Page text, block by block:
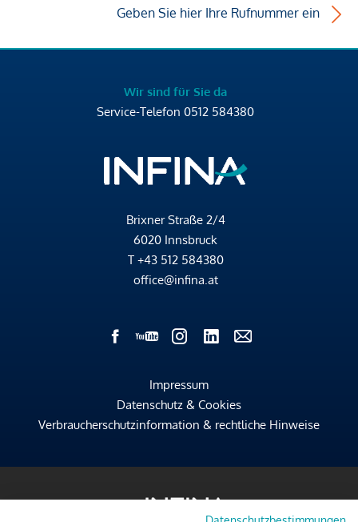
Geben Sie hier Ihre Rufnummer ein
Wir sind für Sie da
Service-Telefon 0512 584380
Brixner Straße 2/4
6020 Innsbruck
T +43 512 584380
office@infina.at
Impressum
Datenschutz & Cookies
Verbraucherschutzinformation & rechtliche Hinweise